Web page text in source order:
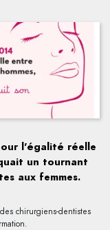
l'égalité réelle
un tournant
aux femmes.
chirurgiens-dentistes